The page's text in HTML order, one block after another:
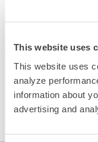
This website uses
This website uses
analyze
information about
advertising and
Erhältlich in diesen
MEXIKO,
ANTARKTIS.